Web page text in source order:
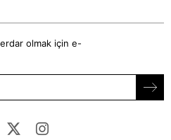
olmak için e-